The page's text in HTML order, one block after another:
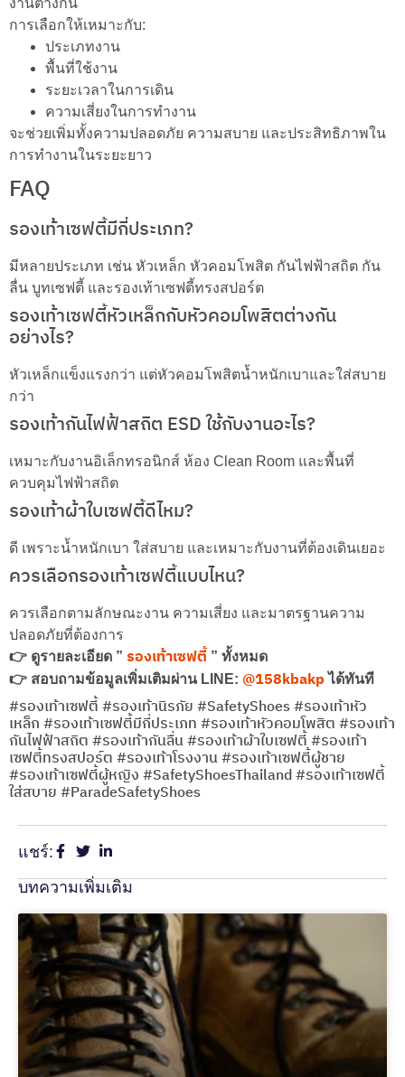
งานต่างกัน
การเลือกให้เหมาะกับ:
ประเภทงาน
พื้นที่ใช้งาน
ระยะเวลาในการเดิน
ความเสี่ยงในการทำงาน
จะช่วยเพิ่มทั้งความปลอดภัย ความสบาย และประสิทธิภาพใน
การทำงานในระยะยาว
FAQ
รองเท้้าเซฟตี้มีกี่ประเภท?
มีหลายประเภท เช่น หัวเหล็ก หัวคอมโพสิต กันไฟฟ้าสถิต กัน
ลื่น บูทเซฟตี้ และรองเท้าเซฟตี้ทรงสปอร์ต
รองเท้าเซฟตี้หัวเหล็กกับหัวคอมโพสิตต่างกัน
อย่างไร?
หัวเหล็กแข็งแรงกว่า แต่หัวคอมโพสิตน้ำหนักเบาและใส่สบาย
กว่า
รองเท้ากันไฟฟ้าสถิต ESD ใช้กับงานอะไร?
เหมาะกับงานอิเล็กทรอนิกส์ ห้อง Clean Room และพื้นที่
ควบคุมไฟฟ้าสถิต
รองเท้าผ้าใบเซฟตี้ดีไหม?
ดี เพราะน้ำหนักเบา ใส่สบาย และเหมาะกับงานที่ต้องเดินเยอะ
ควรเลือกรองเท้าเซฟตี้แบบไหน?
ควรเลือกตามลักษณะงาน ความเสี่ยง และมาตรฐานความ
ปลอดภัยที่ต้องการ
👉 ดูรายละเอียด ” รองเท้าเซฟตี้ ” ทั้งหมด
👉 สอบถามข้อมูลเพิ่มเติมผ่าน LINE: @158kbakp ได้ทันที
#รองเท้าเซฟตี้ #รองเท้านิรภัย #SafetyShoes #รองเท้าหัว
เหล็ก #รองเท้าเซฟตี้มีกี่ประเภท #รองเท้าหัวคอมโพสิต #รองเท้า
กันไฟฟ้าสถิต #รองเท้ากันลื่น #รองเท้าผ้าใบเซฟตี้ #รองเท้า
เซฟตี้ทรงสปอร์ต #รองเท้าโรงงาน #รองเท้าเซฟตี้ผู้ชาย
#รองเท้าเซฟตี้ผู้หญิง #SafetyShoesThailand #รองเท้าเซฟตี้
ใส่สบาย #ParadeSafetyShoes
แชร์:
บทความเพิ่มเติม